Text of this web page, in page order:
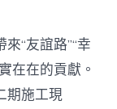
“友誼路”“幸
在在的貢獻。
期施工現